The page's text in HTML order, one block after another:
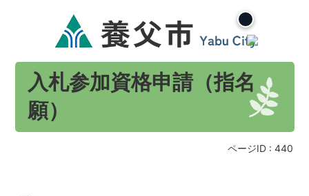
入札参加資格申請（指名
願）
ページID : 440